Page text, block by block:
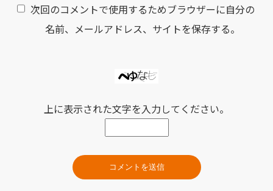
次回のコメントで使用するためブラウザーに自分の
名前、メールアドレス、サイトを保存する。
上に表示された文字を入力してください。